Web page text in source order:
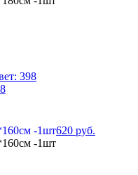
-1шт620 руб.
-1шт